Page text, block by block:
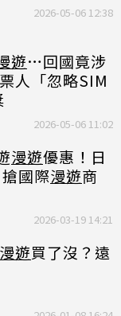
2026-05-06 12:38
遊…回國竟涉
人「忽略SIM
2026-05-06 11:02
漫遊優惠！日
國際漫遊商
2026-03-19 14:21
漫遊買了沒？遠